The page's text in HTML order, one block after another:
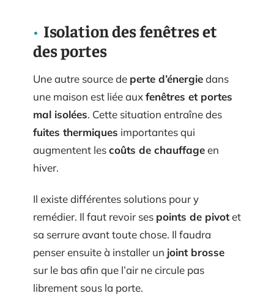
Isolation des fenêtres et
des portes
Une autre source de perte d’énergiedans
une maison est liée auxfenêtres et portes
mal isolées. Cette situation entraîne des
fuites thermiques importantes qui
augmentent lescoûts de chauffageen
hiver.
Il existe différentes solutions pour y
remédier. Il faut revoir ses points de pivotet
sa serrure avant toute chose. Il faudra
penser ensuite à installer un joint brosse
sur le bas afin que l’air ne circule pas
librement sous la porte.